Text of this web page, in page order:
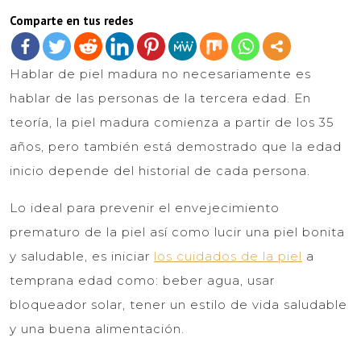
Comparte en tus redes
Hablar de piel madura no necesariamente es
hablar de las personas de la tercera edad. En
teoría, la piel madura comienza a partir de los 35
años, pero también está demostrado que la edad
inicio depende del historial de cada persona.
Lo ideal para prevenir el envejecimiento
prematuro de la piel así como lucir una piel bonita
y saludable, es iniciar los cuidados de la piel a
temprana edad como: beber agua, usar
bloqueador solar, tener un estilo de vida saludable
y una buena alimentación.